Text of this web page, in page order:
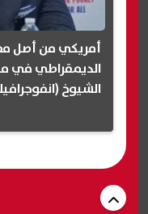
أمريكي من أصل
الديمقراطي في
الشيوخ